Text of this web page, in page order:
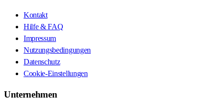
Kontakt
Hilfe & FAQ
Impressum
Nutzungsbedingungen
Datenschutz
Cookie-Einstellungen
Unternehmen